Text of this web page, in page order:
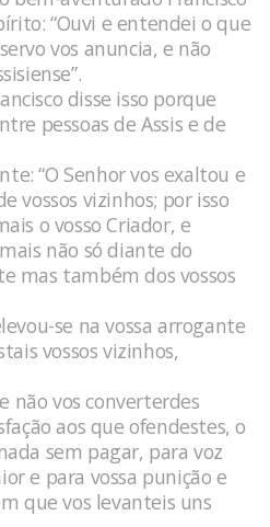
“Ouvi e entendei o que
vos anuncia, e não
disse isso porque
pessoas de Assis e de
“O Senhor vos exaltou e
vossos vizinhos; por isso
o vosso Criador, e
não só diante do
mas também dos vossos
se na vossa arrogante
vossos vizinhos,
não vos converterdes
aos que ofendestes, o
sem pagar, para voz
e para vossa punição e
que vos levanteis uns